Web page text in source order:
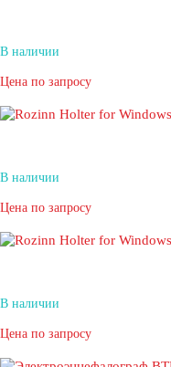
В наличии
Цена по запросу
В наличии
Цена по запросу
В наличии
Цена по запросу